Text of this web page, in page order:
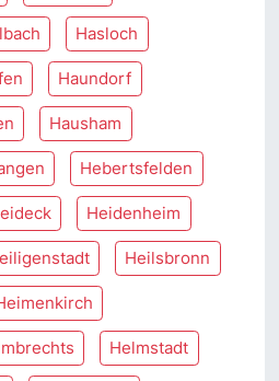
Hasloch
Haundorf
Hausham
Hebertsfelden
Heidenheim
Heilsbronn
Helmstadt